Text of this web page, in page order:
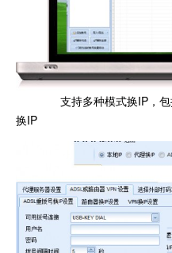
支持多种模式换IP，包
换IP